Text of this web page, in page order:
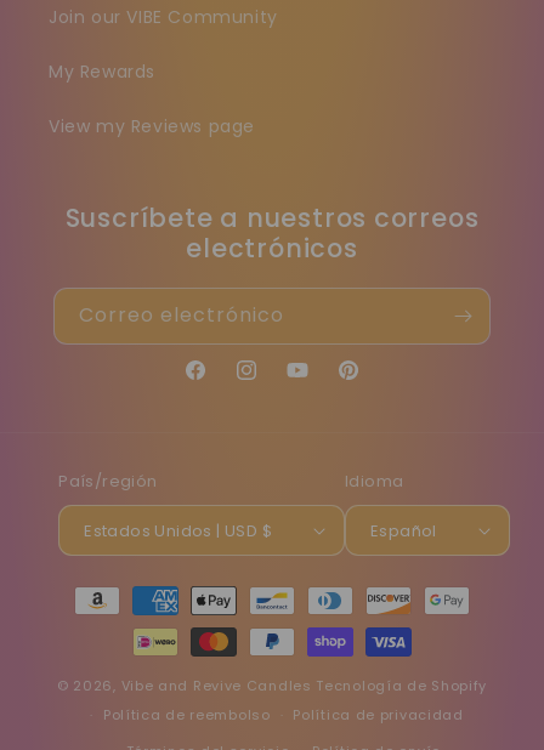
Join our VIBE Community
My Rewards
View my Reviews page
Suscríbete a nuestros correos
electrónicos
Correo electrónico
FacebookInstagramYouTubePinterest
País/región
Estados Unidos | USD $
Idioma
Español
Formas
© 2026, Vibe and Revive Candles Tecnología de Shopify
Política de reembolso
Política de privacidad